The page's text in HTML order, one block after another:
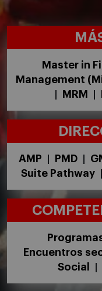
Master in
Management
MRM
AMP PMD
Suite Pathway
Encuentros
Social